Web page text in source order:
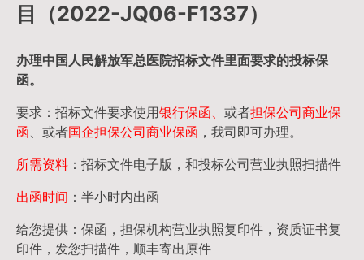
目（2022-JQ06-F1337）
办理中国人民解放军总医院招标文件里面要求的投标保
函。
要求：招标文件要求使用银行保函、 或者担保公司商业保
函 、或者国企担保公司商业保函 ，我司即可办理。
所需资料 ：招标文件电子版，和投标公司营业执照扫描件
出函时间 ：半小时内出函
给您提供：保函，担保机构营业执照复印件，资质证书复
印件，发您扫描件，顺丰寄出原件